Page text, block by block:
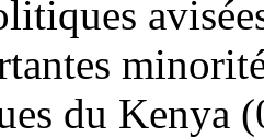
du Kenya